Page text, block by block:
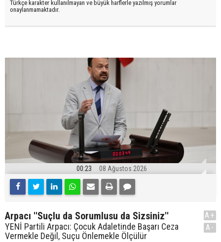
Türkçe karakter kullanılmayan ve büyük harflerle yazılmış yorumlar
onaylanmamaktadır.
00:23 08 Ağustos 2026
Arpacı ''Suçlu da Sorumlusu da Sizsiniz''
YENİ Partili Arpacı: Çocuk Adaletinde Başarı Ceza
Vermekle Değil, Suçu Önlemekle Ölçülür
A+
A-